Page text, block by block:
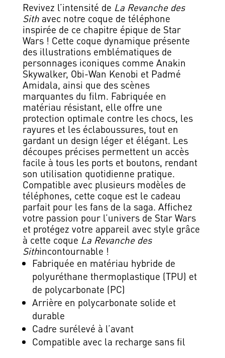
Revivez l’intensité de La Revanche des
Sithavec notre coque de téléphone
inspirée de ce chapitre épique de Star
Wars ! Cette coque dynamique présente
des illustrations emblématiques de
personnages iconiques comme Anakin
Skywalker, Obi-Wan Kenobi et Padmé
Amidala, ainsi que des scènes
marquantes du film. Fabriquée en
matériau résistant, elle offre une
protection optimale contre les chocs, les
rayures et les éclaboussures, tout en
gardant un design léger et élégant. Les
découpes précises permettent un accès
facile à tous les ports et boutons, rendant
son utilisation quotidienne pratique.
Compatible avec plusieurs modèles de
téléphones, cette coque est le cadeau
parfait pour les fans de la saga. Affichez
votre passion pour l’univers de Star Wars
et protégez votre appareil avec style grâce
à cette coque La Revanche des
Sithincontournable !
Fabriquée en matériau hybride de
polyuréthane thermoplastique (TPU) et
de polycarbonate (PC)
Arrière en polycarbonate solide et
durable
Cadre surélevé à l’avant
Compatible avec la recharge sans fil